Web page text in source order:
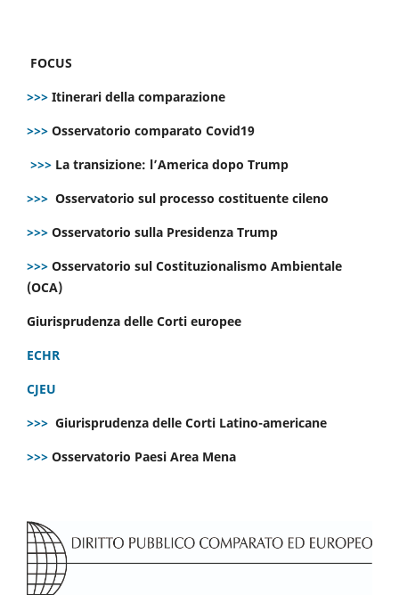
FOCUS
>>> Itinerari della comparazione
>>> Osservatorio comparato Covid19
>>> La transizione: l’America dopo Trump
>>> Osservatorio sul processo costituente cileno
>>> Osservatorio sulla Presidenza Trump
>>> Osservatorio sul Costituzionalismo Ambientale
(OCA)
Giurisprudenza delle Corti europee
ECHR
CJEU
>>> Giurisprudenza delle Corti Latino-americane
>>> Osservatorio Paesi Area Mena